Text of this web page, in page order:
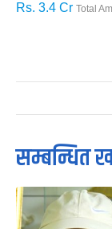
Rs. 3.4 Cr Total
सम्बन्धित